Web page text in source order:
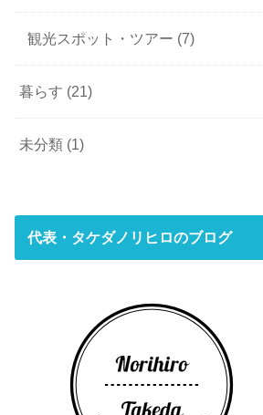
観光スポット・ツアー (7)
暮らす (21)
未分類 (1)
代表・タケダノリヒロのブログ